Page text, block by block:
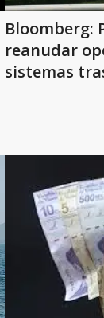
Bloomberg:
reanudar
sistemas